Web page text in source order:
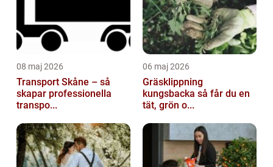
08 maj 2026
Transport Skåne – så
skapar professionella
transpo...
06 maj 2026
Gräsklippning
kungsbacka så får du en
tät, grön o...